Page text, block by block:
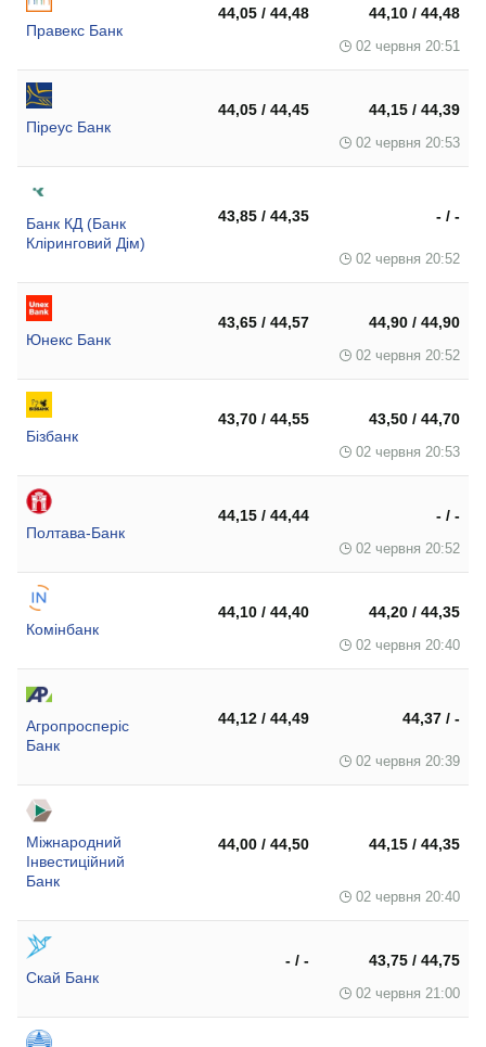
Правекс Банк
44,05 / 44,48 44,10 / 44,48
02 червня 20:51
Піреус Банк
44,05 / 44,45 44,15 / 44,39
02 червня 20:53
Банк КД (Банк
Кліринговий Дім)
43,85 / 44,35 - / -
02 червня 20:52
Юнекс Банк
43,65 / 44,57 44,90 / 44,90
02 червня 20:52
Бізбанк
43,70 / 44,55 43,50 / 44,70
02 червня 20:53
Полтава-Банк
44,15 / 44,44 - / -
02 червня 20:52
Комінбанк
44,10 / 44,40 44,20 / 44,35
02 червня 20:40
Агропросперіс
Банк
44,12 / 44,49 44,37 / -
02 червня 20:39
Міжнародний
Інвестиційний
Банк
44,00 / 44,50 44,15 / 44,35
02 червня 20:40
Скай Банк
- / - 43,75 / 44,75
02 червня 21:00